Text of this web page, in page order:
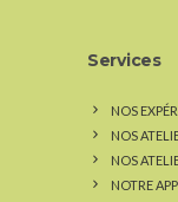
Services
NOS
NOS
NOS
NOTRE